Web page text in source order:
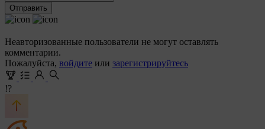
Отправить
Неавторизованные пользователи не могут оставлять
комментарии.
Пожалуйста, войдите или зарегистрируйтесь
!?